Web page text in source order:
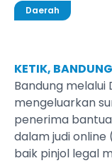
Daerah
KETIK, BANDUNG
Bandung melalui
mengeluarkan
penerima
dalam judi
baik pinjol legal